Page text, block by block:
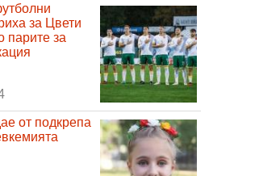
за Цвети
парите за
от подкрепа